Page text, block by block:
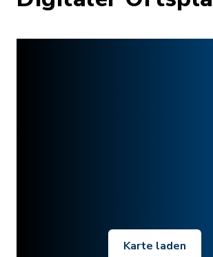
Karte laden